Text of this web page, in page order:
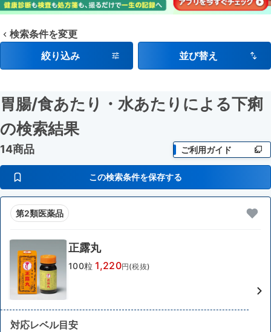
検索条件を変更
絞り込み
並び替え
胃腸/食あたり・水あたりによる下痢
の検索結果
14商品 ご利用ガイド
この検索条件を保存する
第2類医薬品
正露丸
100粒 1,220円(税抜)
対応レベル目安